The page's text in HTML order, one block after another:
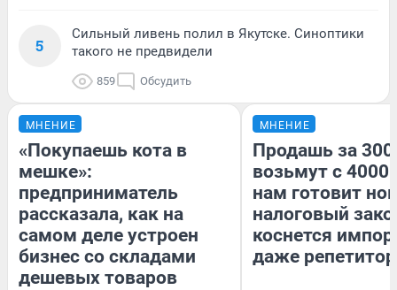
5
Сильный ливень полил в Якутске. Синоптики
такого не предвидели
859 Обсудить
МНЕНИЕ
«Покупаешь кота в
мешке»:
предприниматель
рассказала, как на
самом деле устроен
бизнес со складами
дешевых товаров
МНЕНИЕ
Продашь за
возьмут с
нам готовит
налоговый
коснется
даже